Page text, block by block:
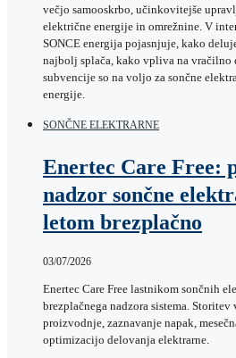
večjo samooskrbo, učinkovitejše
električne energije in omrežnine. V
SONCE energija pojasnjuje, kako
najbolj splača, kako vpliva na vračilno
subvencije so na voljo za sončne
energije.
SONČNE ELEKTRARNE
Enertec Care Free:
nadzor sončne
letom brezplačno
03/07/2026
Enertec Care Free lastnikom sončnih
brezplačnega nadzora sistema.
proizvodnje, zaznavanje napak,
optimizacijo delovanja elektrarne.